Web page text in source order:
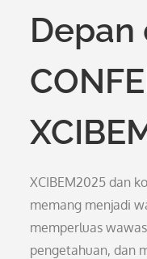
Depan
XCIBEM2025 dan
memang menjadi
memperluas
pengetahuan, dan